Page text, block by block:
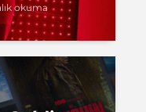
okuma